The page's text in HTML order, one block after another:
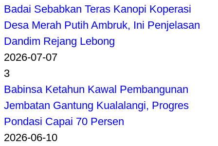
Badai Sebabkan Teras Kanopi Koperasi
Desa Merah Putih Ambruk, Ini Penjelasan
Dandim Rejang Lebong
2026-07-07
3
Babinsa Ketahun Kawal Pembangunan
Jembatan Gantung Kualalangi, Progres
Pondasi Capai 70 Persen
2026-06-10